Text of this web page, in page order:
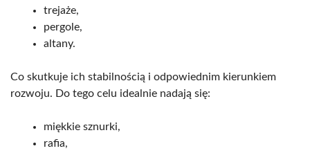
trejaże,
pergole,
altany.
Co skutkuje ich stabilnością i odpowiednim kierunkiem
rozwoju. Do tego celu idealnie nadają się:
miękkie sznurki,
rafia,